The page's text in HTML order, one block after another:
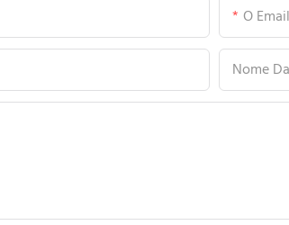
O Email
Nome